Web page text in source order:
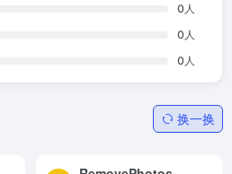
0 人
0 人
0 人
换一换